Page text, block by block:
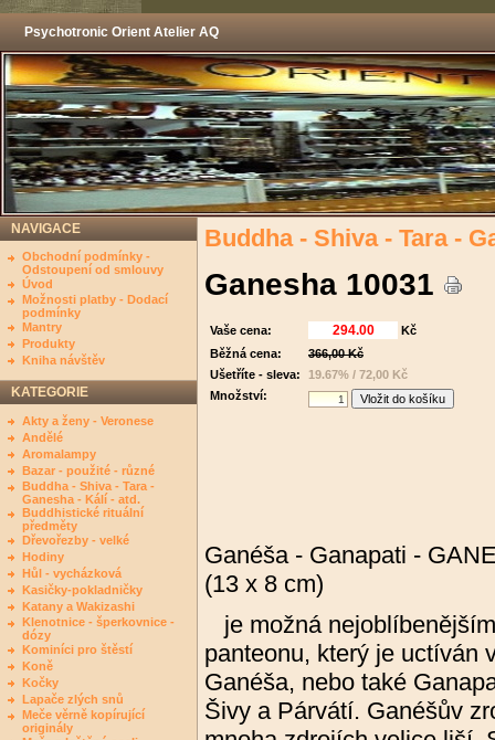
Psychotronic Orient Atelier AQ
NAVIGACE
Obchodní podmínky -
Odstoupení od smlouvy
Úvod
Možnosti platby - Dodací
podmínky
Mantry
Produkty
Kniha návštěv
KATEGORIE
Akty a ženy - Veronese
Andělé
Aromalampy
Bazar - použité - různé
Buddha - Shiva - Tara -
Ganesha - Kálí - atd.
Buddhistické rituální
předměty
Dřevořezby - velké
Hodiny
Hůl - vycházková
Kasičky-pokladničky
Katany a Wakizashi
Klenotnice - šperkovnice -
dózy
Kominíci pro štěstí
Koně
Kočky
Lapače zlých snů
Meče věrně kopírující
originály
Buddha - Shiva - Tara -
Ganesha 10031
Vaše cena:
Kč
Běžná cena:
366,00 Kč
Ušetříte - sleva:
19.67% / 72,00 Kč
Množství:
Ganéša - Ganapati -
(13 x 8 cm)
je možná
panteonu, který je uctíván
Ganéša, nebo také
Šivy a Párvátí. Ganéšův